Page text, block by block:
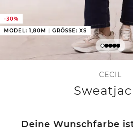
-30%
MODEL: 1,80M | GRÖSSE: XS
CECIL
Deine Wunschfarbe